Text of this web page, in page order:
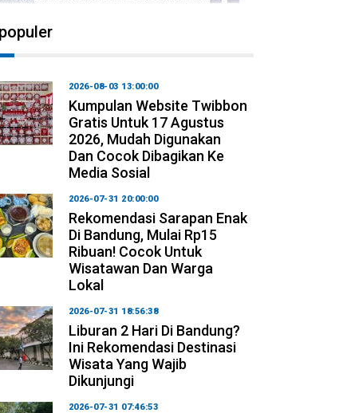
2026-08-03 13:00:00
Kumpulan Website Twibbon
Gratis Untuk 17 Agustus
2026, Mudah Digunakan
Dan Cocok Dibagikan Ke
Media Sosial
2026-07-31 20:00:00
Rekomendasi Sarapan Enak
Di Bandung, Mulai Rp15
Ribuan! Cocok Untuk
Wisatawan Dan Warga
Lokal
2026-07-31 18:56:38
Liburan 2 Hari Di Bandung?
Ini Rekomendasi Destinasi
Wisata Yang Wajib
Dikunjungi
2026-07-31 07:46:53